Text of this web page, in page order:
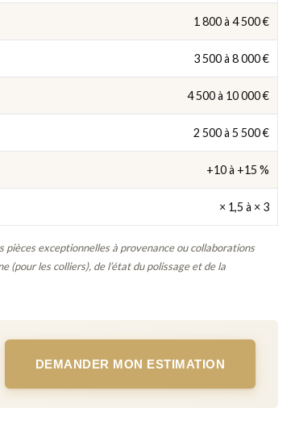
1 800 à 4 500 €
3 500 à 8 000 €
4 500 à 10 000 €
2 500 à 5 500 €
+10 à +15 %
× 1,5 à × 3
exceptionnelles à provenance ou collaborations
(pour les colliers), de l’état du polissage et de la
DEMANDER MON ESTIMATION